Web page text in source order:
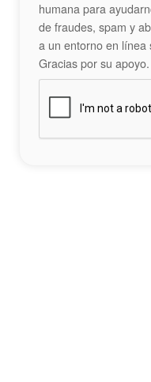
humana para
de fraudes, spam y
a un entorno en línea
Gracias por su apoyo.